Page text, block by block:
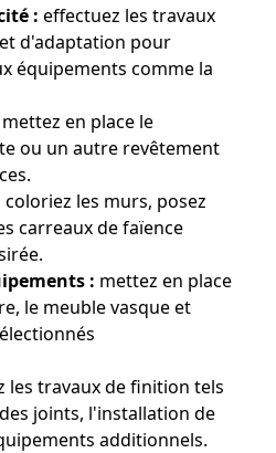
: effectuez les travaux
d'adaptation pour
équipements comme la
mettez en place le
ou un autre revêtement
coloriez les murs, posez
carreaux de faïence
: mettez en place
le meuble vasque et
les travaux de finition tels
joints, l'installation de
additionnels.